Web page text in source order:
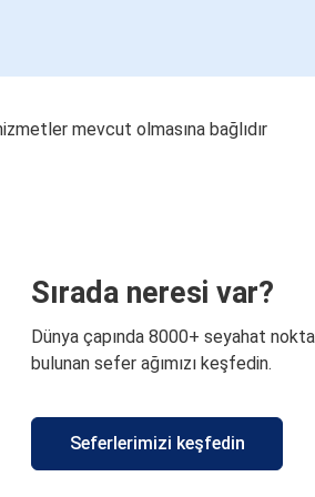
mevcut olmasına bağlıdır
Sırada neresi var?
Dünya çapında 8000+ seyahat
bulunan sefer ağımızı keşfedin.
Seferlerimizi keşfedin